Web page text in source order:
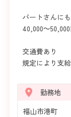
パートさんに
40,000～
交通費あり
規定により支給
勤務地
福山市港町